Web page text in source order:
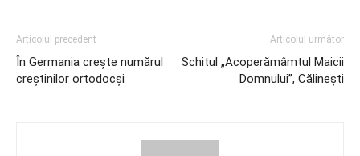
Articolul precedent
În Germania crește numărul
creștinilor ortodocși
Articolul următor
Schitul „Acoperămâmtul Maicii
Domnului”, Călinești